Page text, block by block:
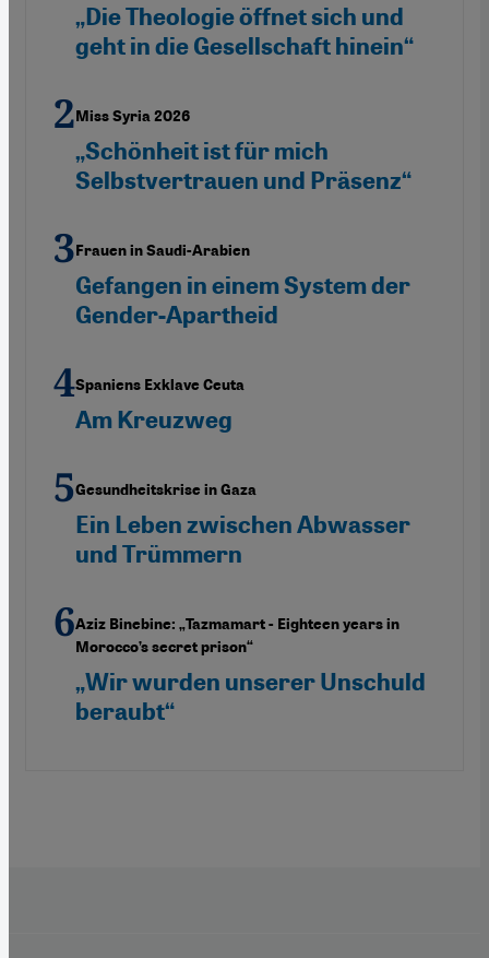
„Die Theologie öffnet sich und
geht in die Gesellschaft hinein“
Miss Syria 2026
„Schönheit ist für mich
Selbstvertrauen und Präsenz“
Frauen in Saudi-Arabien
Gefangen in einem System der
Gender-Apartheid
Spaniens Exklave Ceuta
Am Kreuzweg
Gesundheitskrise in Gaza
Ein Leben zwischen Abwasser
und Trümmern
Aziz Binebine: „Tazmamart - Eighteen years in
Morocco’s secret prison“
„Wir wurden unserer Unschuld
beraubt“